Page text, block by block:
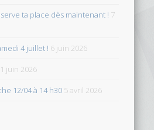
ta place dès maintenant ! 7
4 juillet ! 6 juin 2026
1 juin 2026
12/04 à 14 h30 5 avril 2026